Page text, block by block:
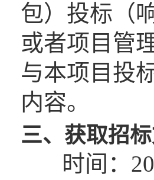
包）投标（
或者项目管
与本项目投
内容。
三、获取招
时间：